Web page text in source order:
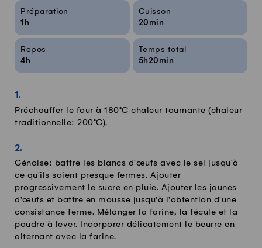
Infos sur la recette
Préparation
1h
Cuisson
20min
Repos
4h
Temps total
5h20min
Préchauffer le four à 180°C chaleur tournante (chaleur
traditionnelle: 200°C).
Génoise: battre les blancs d'œufs avec le sel jusqu'à
ce qu'ils soient presque fermes. Ajouter
progressivement le sucre en pluie. Ajouter les jaunes
d'œufs et battre en mousse jusqu'à l'obtention d'une
consistance ferme. Mélanger la farine, la fécule et la
poudre à lever. Incorporer délicatement le beurre en
alternant avec la farine.